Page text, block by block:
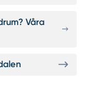
Våra